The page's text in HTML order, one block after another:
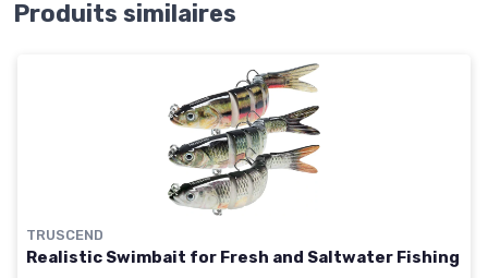
Produits similaires
TRUSCEND
Realistic Swimbait for Fresh and Saltwater Fishing